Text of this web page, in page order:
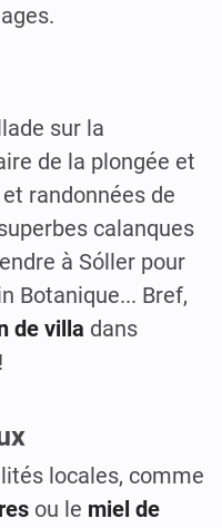
sur la
de la plongée et
randonnées de
calanques
à Sóller pour
Botanique... Bref,
de villa dans
locales, comme
ou le miel de